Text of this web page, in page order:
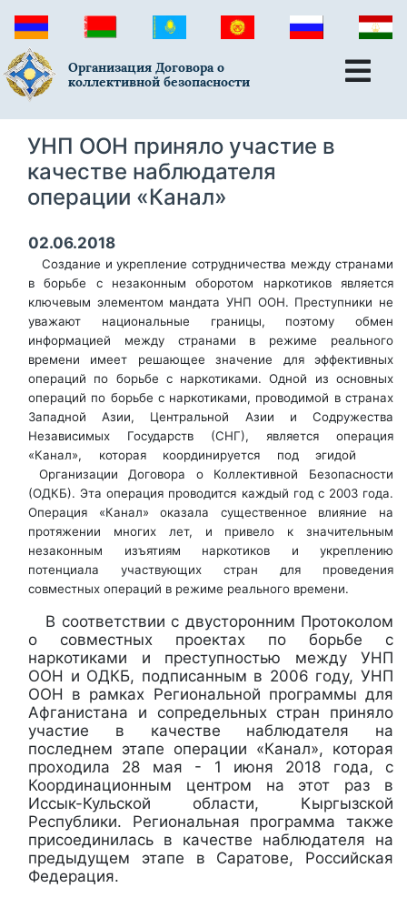
Организация Договора о
коллективной безопасности
УНП ООН приняло участие в
качестве наблюдателя
операции «Канал»
02.06.2018
Создание и укрепление сотрудничества между странами
в борьбе с незаконным оборотом наркотиков является
ключевым элементом мандата УНП ООН. Преступники не
уважают национальные границы, поэтому обмен
информацией между странами в режиме реального
времени имеет решающее значение для эффективных
операций по борьбе с наркотиками. Одной из основных
операций по борьбе с наркотиками, проводимой в странах
Западной Азии, Центральной Азии и Содружества
Независимых Государств (СНГ), является операция
«Канал», которая координируется под эгидой
Организации Договора о Коллективной Безопасности
(ОДКБ). Эта операция проводится каждый год с 2003 года.
Операция «Канал» оказала существенное влияние на
протяжении многих лет, и привело к значительным
незаконным изъятиям наркотиков и укреплению
потенциала участвующих стран для проведения
совместных операций в режиме реального времени.
В соответствии с двусторонним Протоколом
о совместных проектах по борьбе с
наркотиками и преступностью между УНП
ООН и ОДКБ, подписанным в 2006 году, УНП
ООН в рамках Региональной программы для
Афганистана и сопредельных стран приняло
участие в качестве наблюдателя на
последнем этапе операции «Канал», которая
проходила 28 мая - 1 июня 2018 года, с
Координационным центром на этот раз в
Иссык-Кульской области, Кыргызской
Республики. Региональная программа также
присоединилась в качестве наблюдателя на
предыдущем этапе в Саратове, Российская
Федерация.